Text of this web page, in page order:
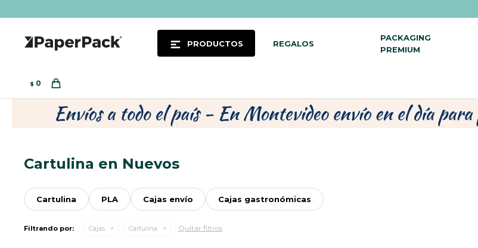
PRODUCTOS REGALOS
PACKAGING
PREMIUM
$ 0
Cartulina en Nuevos
Cartulina PLA Cajas envío Cajas gastronómicas
Filtrando por: Cajas Cartulina Quitar filtros